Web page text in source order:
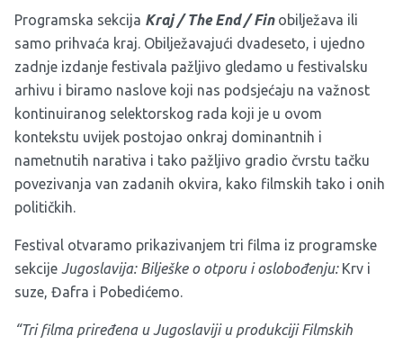
Programska sekcija Kraj / The End / Finobilježava ili
samo prihvaća kraj. Obilježavajući dvadeseto, i ujedno
zadnje izdanje festivala pažljivo gledamo u festivalsku
arhivu i biramo naslove koji nas podsjećaju na važnost
kontinuiranog selektorskog rada koji je u ovom
kontekstu uvijek postojao onkraj dominantnih i
nametnutih narativa i tako pažljivo gradio čvrstu tačku
povezivanja van zadanih okvira, kako filmskih tako i onih
političkih.
Festival otvaramo prikazivanjem tri filma iz programske
sekcije Jugoslavija: Bilješke o otporu i oslobođenju:Krv i
suze, Đafra i Pobedićemo.
“Tri filma priređena u Jugoslaviji u produkciji Filmskih